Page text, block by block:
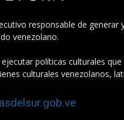
responsable de
venezolano.
políticas culturales
culturales venezolanos,